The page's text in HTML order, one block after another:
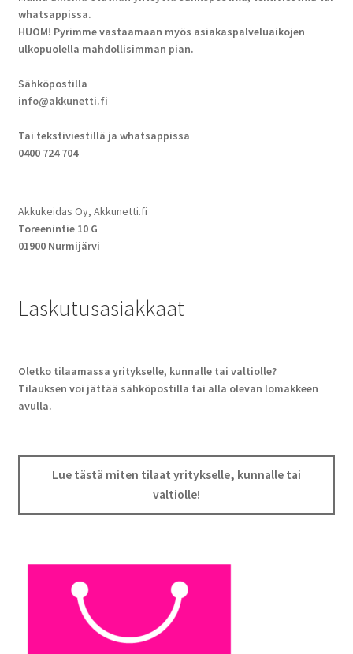
whatsappissa.
HUOM! Pyrimme vastaamaan myös asiakaspalveluaikojen
ulkopuolella mahdollisimman pian.
Sähköpostilla
info@akkunetti.fi
Tai tekstiviestillä ja whatsappissa
0400 724 704
Akkukeidas Oy, Akkunetti.fi
Toreenintie 10 G
01900 Nurmijärvi
Laskutusasiakkaat
Oletko tilaamassa yritykselle, kunnalle tai valtiolle?
Tilauksen voi jättää sähköpostilla tai alla olevan lomakkeen
avulla.
Lue tästä miten tilaat yritykselle, kunnalle tai
valtiolle!